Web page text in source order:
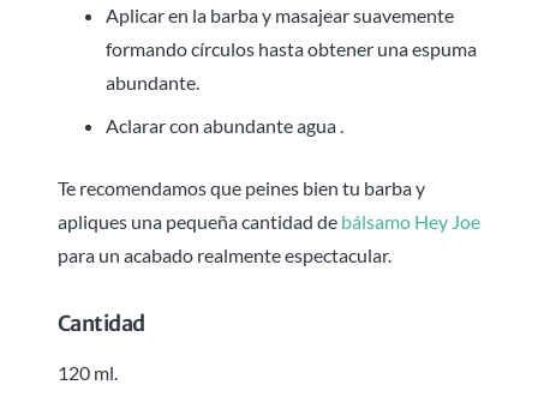
Aplicar en la barba y masajear suavemente
formando círculos hasta obtener una espuma
abundante.
Aclarar con abundante agua .
Te recomendamos que peines bien tu barba y
apliques una pequeña cantidad de bálsamo Hey Joe
para un acabado realmente espectacular.
Cantidad
120 ml.